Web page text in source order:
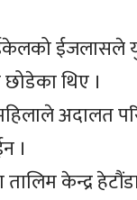
ईजलासले
थिए ।
अदालत
।
केन्द्र